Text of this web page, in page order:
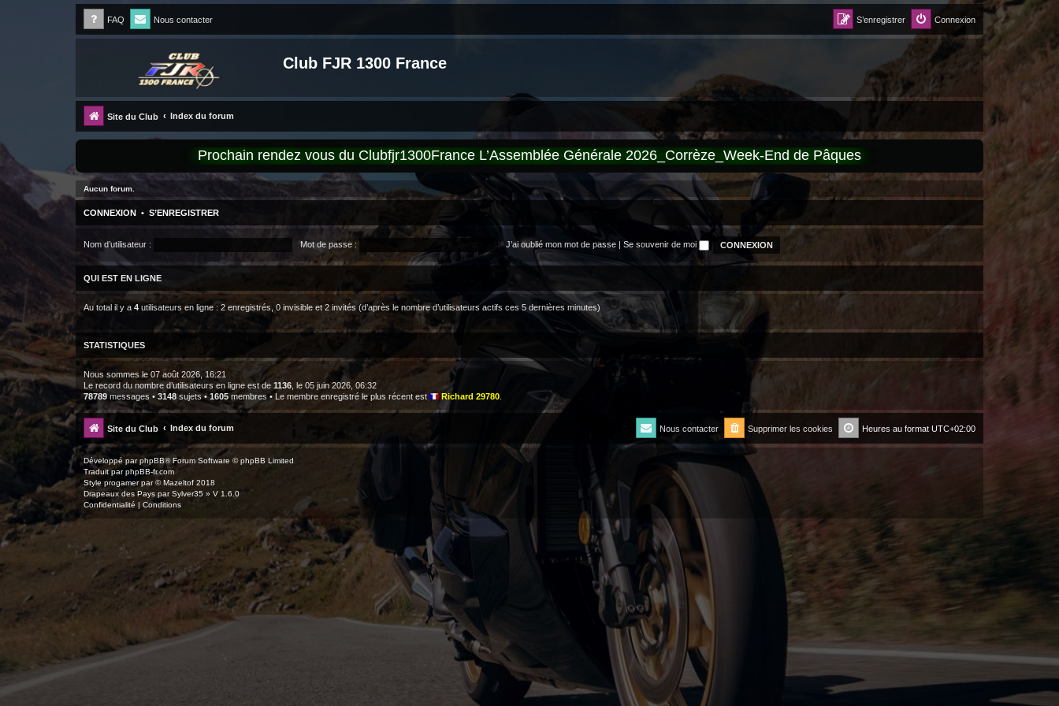
FAQ Nous contacter Connexion
S’enregistrer
Club FJR 1300 France
Site du Club Index du forum
Prochain rendez vous du Clubfjr1300France L’Assemblée Générale 2026_Corrèze_Week-End de Pâques
Aucun forum.
CONNEXION • S’ENREGISTRER
Nom d’utilisateur : Mot de passe : J’ai oublié mon mot de passe | Se souvenir de moi
QUI EST EN LIGNE
Au total il y a 4 utilisateurs en ligne : 2 enregistrés, 0 invisible et 2 invités (d’après le nombre d’utilisateurs actifs ces 5 dernières minutes)
STATISTIQUES
Nous sommes le 07 août 2026, 16:21
Le record du nombre d’utilisateurs en ligne est de 1136 , le 05 juin 2026, 06:32
78789messages • 3148 sujets •1605 membres • Le membre enregistré le plus récent est Richard 29780
Site du Club Index du forum Heures au format UTC+02:00
Supprimer les cookies
Nous contacter
Développé parphpBB® Forum Software © phpBB Limited
Traduit parphpBB-fr.com
Style progamerpar ©Mazeltof 2018
Drapeaux des Pays par Sylver35 » V 1.6.0
Confidentialité | Conditions